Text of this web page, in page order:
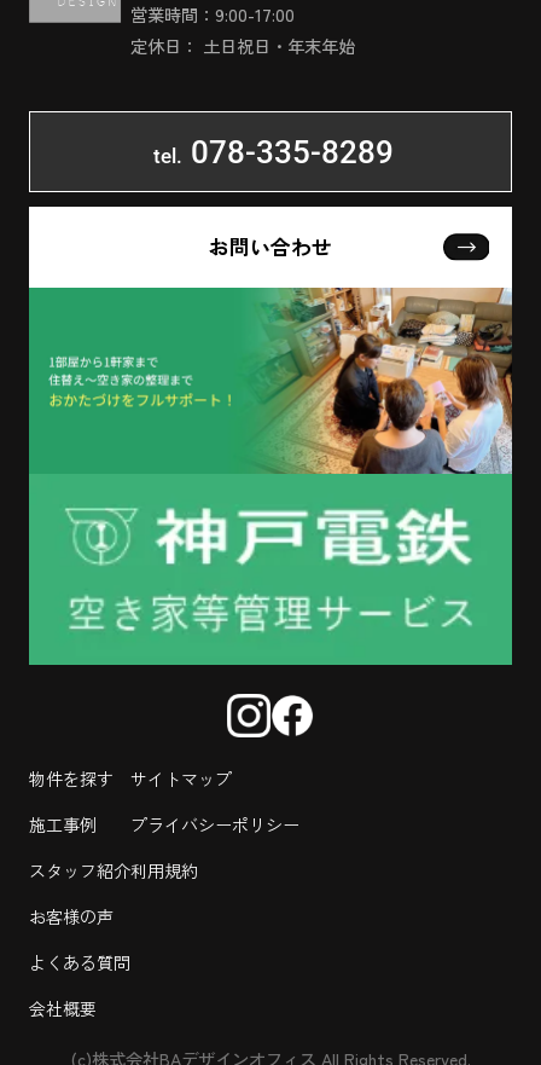
営業時間：9:00-17:00
定休日： 土日祝日・年末年始
tel. 078-335-8289
お問い合わせ
物件を探す
施工事例
スタッフ紹介
お客様の声
よくある質問
会社概要
サイトマップ
プライバシーポリシー
利用規約
(c)株式会社BAデザインオフィス All Rights Reserved.